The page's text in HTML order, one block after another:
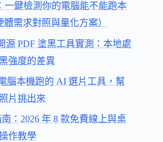
一鍵檢測你的電腦能不能跑本
需求對照與量化方案）
源 PDF 塗黑工具實測：本地處
強度的差異
腦本機跑的 AI 選片工具，幫
片挑出來
：2026 年 8 款免費線上與桌
作教學